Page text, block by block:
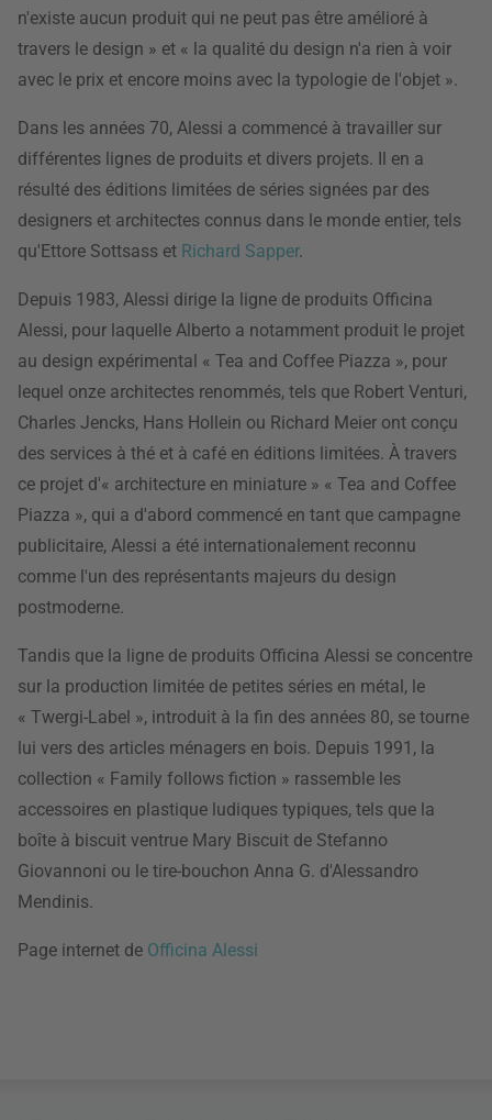
n'existe aucun produit qui ne peut pas être amélioré à
travers le design » et « la qualité du design n'a rien à voir
avec le prix et encore moins avec la typologie de l'objet ».
Dans les années 70, Alessi a commencé à travailler sur
différentes lignes de produits et divers projets. Il en a
résulté des éditions limitées de séries signées par des
designers et architectes connus dans le monde entier, tels
qu'Ettore Sottsass et Richard Sapper.
Depuis 1983, Alessi dirige la ligne de produits Officina
Alessi, pour laquelle Alberto a notamment produit le projet
au design expérimental « Tea and Coffee Piazza », pour
lequel onze architectes renommés, tels que Robert Venturi,
Charles Jencks, Hans Hollein ou Richard Meier ont conçu
des services à thé et à café en éditions limitées. À travers
ce projet d'« architecture en miniature » « Tea and Coffee
Piazza », qui a d'abord commencé en tant que campagne
publicitaire, Alessi a été internationalement reconnu
comme l'un des représentants majeurs du design
postmoderne.
Tandis que la ligne de produits Officina Alessi se concentre
sur la production limitée de petites séries en métal, le
« Twergi-Label », introduit à la fin des années 80, se tourne
lui vers des articles ménagers en bois. Depuis 1991, la
collection « Family follows fiction » rassemble les
accessoires en plastique ludiques typiques, tels que la
boîte à biscuit ventrue Mary Biscuit de Stefanno
Giovannoni ou le tire-bouchon Anna G. d'Alessandro
Mendinis.
Page internet de Officina Alessi